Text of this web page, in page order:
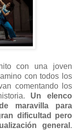
con una joven
con todos los
comentando los
Un elenco
maravilla para
dificultad pero
general .